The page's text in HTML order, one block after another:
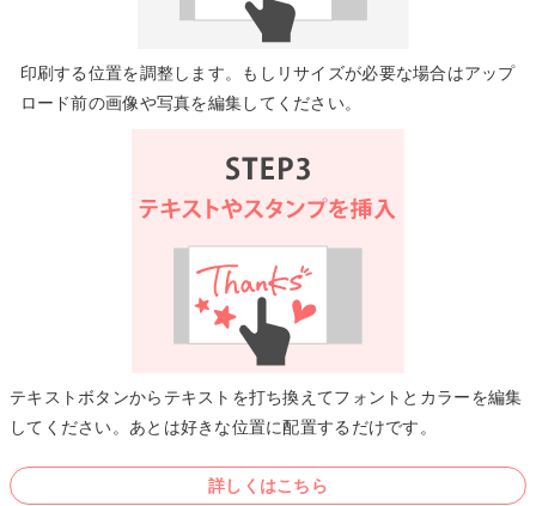
印刷する位置を調整します。もしリサイズが必要な場合はアップ
ロード前の画像や写真を編集してください。
テキストボタンからテキストを打ち換えてフォントとカラーを編集
してください。あとは好きな位置に配置するだけです。
詳しくはこちら